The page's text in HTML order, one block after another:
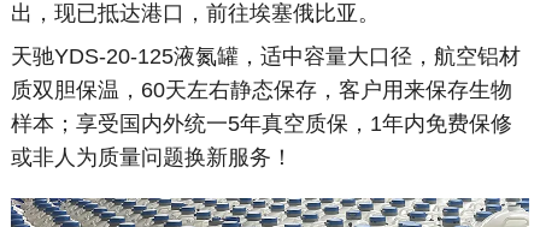
出，现已抵达港口，前往埃塞俄比亚。
天驰YDS-20-125液氮罐，适中容量大口径，航空铝材
质双胆保温，60天左右静态保存，客户用来保存生物
样本；享受国内外统一5年真空质保，1年内免费保修
或非人为质量问题换新服务！